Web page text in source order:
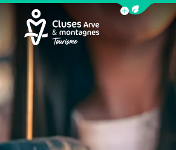
Afficher la
Cluses Arve &amp; montagnes